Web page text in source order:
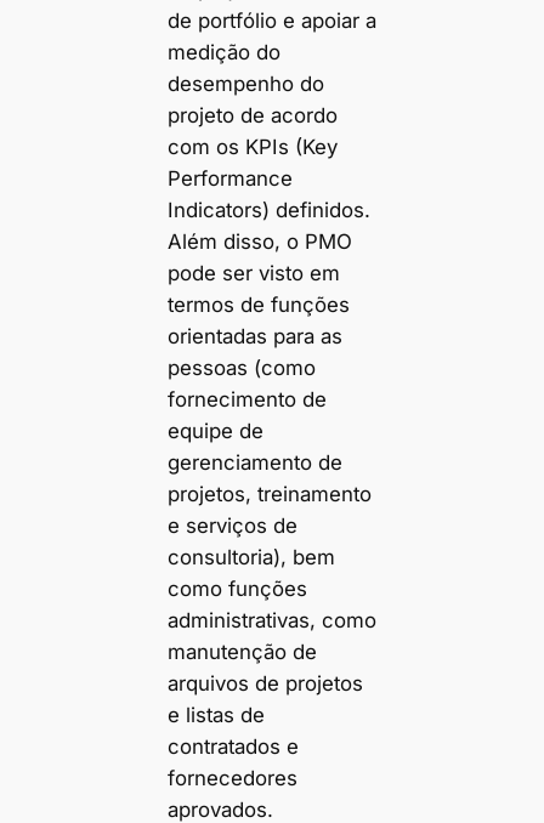
de portfólio e apoiar a
medição do
desempenho do
projeto de acordo
com os KPIs (Key
Performance
Indicators) definidos.
Além disso, o PMO
pode ser visto em
termos de funções
orientadas para as
pessoas (como
fornecimento de
equipe de
gerenciamento de
projetos, treinamento
e serviços de
consultoria), bem
como funções
administrativas, como
manutenção de
arquivos de projetos
e listas de
contratados e
fornecedores
aprovados.